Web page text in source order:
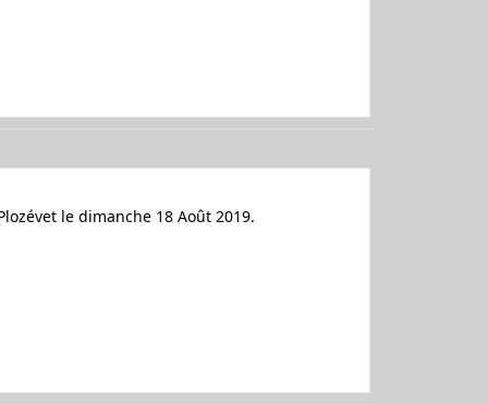
le dimanche 18 Août 2019.